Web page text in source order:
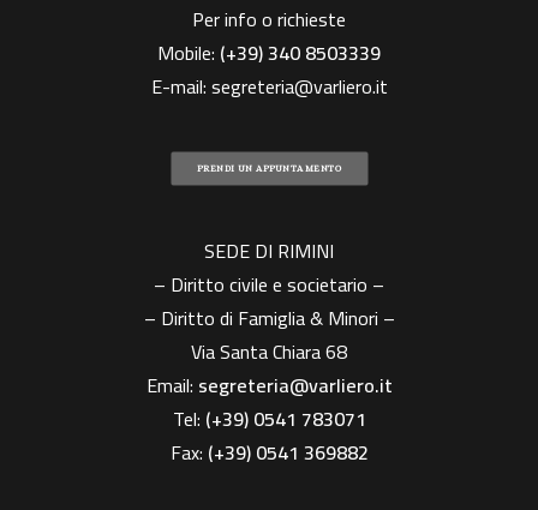
Per info o richieste
Mobile: (+39)340 8503339
E-mail:segreteria@varliero.it
PRENDI UN APPUNTAMENTO
SEDE DI RIMINI
– Diritto civile e societario –
– Diritto di Famiglia & Minori –
Via Santa Chiara 68
Email: segreteria@varliero.it
Tel: (+39) 0541 783071
Fax: (+39)0541 369882